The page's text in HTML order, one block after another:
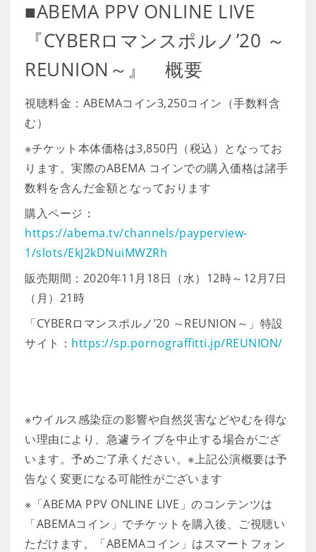
■ABEMA PPV ONLINE LIVE
『CYBERロマンスポルノ’20 ～
REUNION～』 概要
視聴料金：ABEMAコイン3,250コイン（手数料含
む）
※チケット本体価格は3,850円（税込）となってお
ります。実際のABEMA コインでの購入価格は諸手
数料を含んだ金額となっております
購入ページ：
https://abema.tv/channels/payperview-
1/slots/EkJ2kDNuiMWZRh
販売期間：2020年11月18日（水）12時～12月7日
（月）21時
「CYBERロマンスポルノ’20 ～REUNION～」特設
サイト： https://sp.pornograffitti.jp/REUNION/
※ウイルス感染症の影響や自然災害などやむを得な
い理由により、急遽ライブを中止する場合がござ
います。予めご了承ください。※上記公演概要は予
告なく変更になる可能性がございます
※「ABEMA PPV ONLINE LIVE」のコンテンツは
「ABEMAコイン」でチケットを購入後、ご視聴い
ただけます。「ABEMAコイン」はスマートフォン